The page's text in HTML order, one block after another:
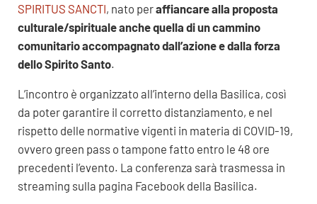
SPIRITUS SANCTI, nato peraffiancare alla proposta
culturale/spirituale anche quella di un cammino
comunitario accompagnato dall’azione e dalla forza
dello Spirito Santo.
L’incontro è organizzato all’interno della Basilica, così
da poter garantire il corretto distanziamento, e nel
rispetto delle normative vigenti in materia di COVID-19,
ovvero green pass o tampone fatto entro le 48 ore
precedenti l’evento. La conferenza sarà trasmessa in
streaming sulla pagina Facebook della Basilica.